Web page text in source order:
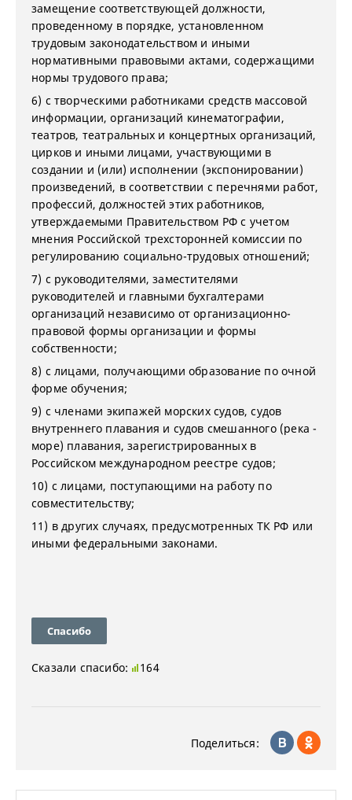
замещение соответствующей должности,
проведенному в порядке, установленном
трудовым законодательством и иными
нормативными правовыми актами, содержащими
нормы трудового права;
6) с творческими работниками средств массовой
информации, организаций кинематографии,
театров, театральных и концертных организаций,
цирков и иными лицами, участвующими в
создании и (или) исполнении (экспонировании)
произведений, в соответствии с перечнями работ,
профессий, должностей этих работников,
утверждаемыми Правительством РФ с учетом
мнения Российской трехсторонней комиссии по
регулированию социально-трудовых отношений;
7) с руководителями, заместителями
руководителей и главными бухгалтерами
организаций независимо от организационно-
правовой формы организации и формы
собственности;
8) с лицами, получающими образование по очной
форме обучения;
9) с членами экипажей морских судов, судов
внутреннего плавания и судов смешанного (река -
море) плавания, зарегистрированных в
Российском международном реестре судов;
10) с лицами, поступающими на работу по
совместительству;
11) в других случаях, предусмотренных ТК РФ или
иными федеральными законами.
Спасибо
Сказали спасибо: 164
Поделиться: